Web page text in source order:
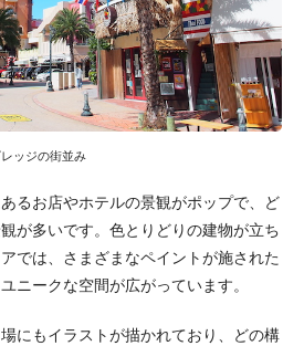
ッジの街並み
るお店やホテルの景観がポップで、ど
が多いです。色とりどりの建物が立ち
では、さまざまなペイントが施された
ニークな空間が広がっています。
にもイラストが描かれており、どの構